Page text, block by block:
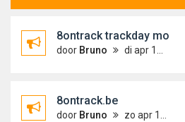
8ontrack trackday movies
door Bruno di apr 17, 2012 11:30 pm
8ontrack.be
door Bruno zo apr 17, 2011 9:15 pm